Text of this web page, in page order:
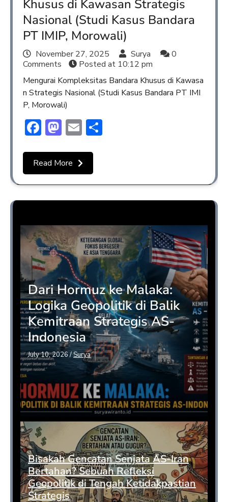
Khusus di Kawasan Strategis
Nasional (Studi Kasus Bandara
PT IMIP, Morowali)
November 27, 2025 Surya
0
Comments
Posted at 10:12 pm
Mengurai Kompleksitas Bandara Khusus di Kawasa
n Strategis Nasional (Studi Kasus Bandara PT IMI
P, Morowali)
Facebook
Mastodon
Email
Read More
Dari Hormuz ke Malaka:
Logika Geopolitik di Balik
Kemitraan Strategis AS-
Indonesia
July 10, 2026/Surya
Bisakah Gencatan Senjata AS-Iran
Bertahan? Sebuah Refleksi
Geopolitik di Tengah Ketidakpastian
Strategis